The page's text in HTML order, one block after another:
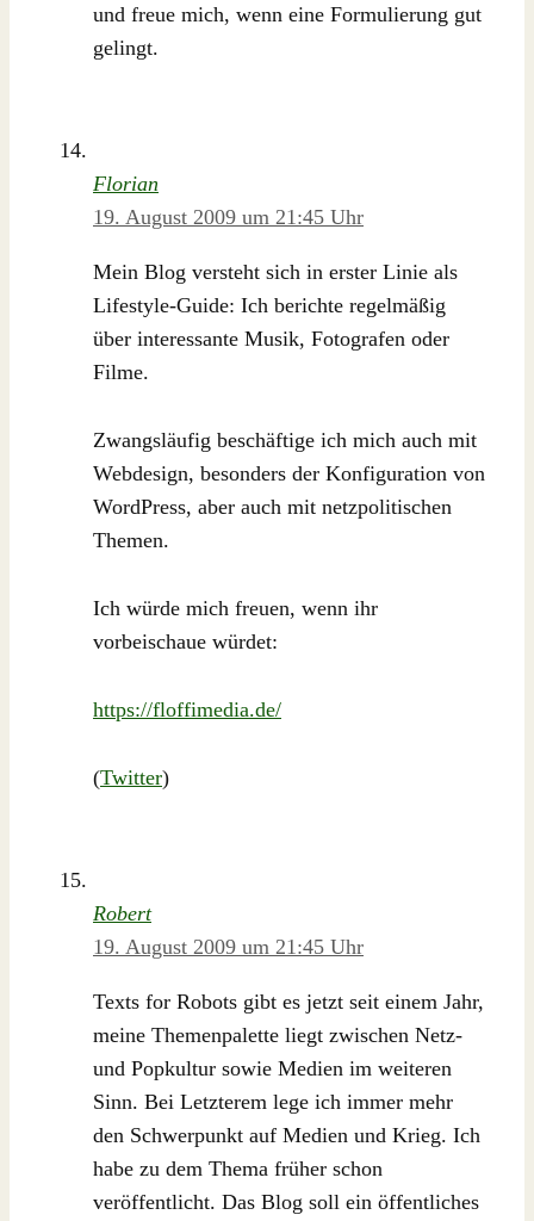
und freue mich, wenn eine Formulierung gut
gelingt.
Florian
19. August 2009 um 21:45 Uhr
Mein Blog versteht sich in erster Linie als
Lifestyle-Guide: Ich berichte regelmäßig
über interessante Musik, Fotografen oder
Filme.
Zwangsläufig beschäftige ich mich auch mit
Webdesign, besonders der Konfiguration von
WordPress, aber auch mit netzpolitischen
Themen.
Ich würde mich freuen, wenn ihr
vorbeischaue würdet:
https://floffimedia.de/
(Twitter)
Robert
19. August 2009 um 21:45 Uhr
Texts for Robots gibt es jetzt seit einem Jahr,
meine Themenpalette liegt zwischen Netz-
und Popkultur sowie Medien im weiteren
Sinn. Bei Letzterem lege ich immer mehr
den Schwerpunkt auf Medien und Krieg. Ich
habe zu dem Thema früher schon
veröffentlicht. Das Blog soll ein öffentliches